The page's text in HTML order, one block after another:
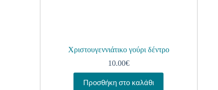
Χριστουγεννιάτικο γούρι δέντρο
10.00€
Προσθήκη στο καλάθι